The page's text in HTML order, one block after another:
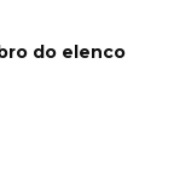
do elenco